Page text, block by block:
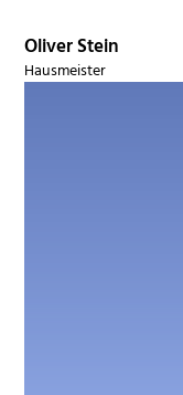
Oliver Stein
Hausmeister